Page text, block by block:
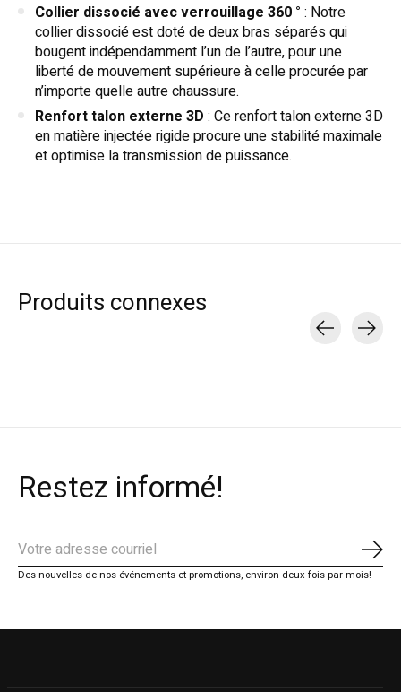
Collier dissocié avec verrouillage 360 ° : Notre
collier dissocié est doté de deux bras séparés qui
bougent indépendamment l’un de l’autre, pour une
liberté de mouvement supérieure à celle procurée par
n’importe quelle autre chaussure.
Renfort talon externe 3D : Ce renfort talon externe 3D
en matière injectée rigide procure une stabilité maximale
et optimise la transmission de puissance.
Produits connexes
Restez informé!
Des nouvelles de nos événements et promotions, environ deux fois par mois!